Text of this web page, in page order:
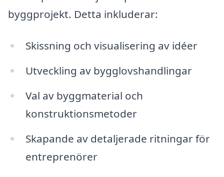
byggprojekt. Detta inkluderar:
Skissning och visualisering av idéer
Utveckling av bygglovshandlingar
Val av byggmaterial och
konstruktionsmetoder
Skapande av detaljerade ritningar för
entreprenörer